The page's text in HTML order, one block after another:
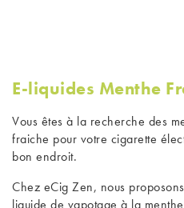
E-liquides Menthe
Vous êtes à la recherche des
fraiche pour votre cigarette
bon endroit.
Chez eCig Zen, nous
liquide de vapotage à la